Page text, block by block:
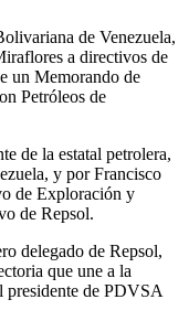
de Venezuela,
a directivos de
un Memorando de
Petróleos de
de la estatal petrolera,
y por Francisco
de Exploración y
de Repsol.
delegado de Repsol,
que une a la
presidente de PDVSA